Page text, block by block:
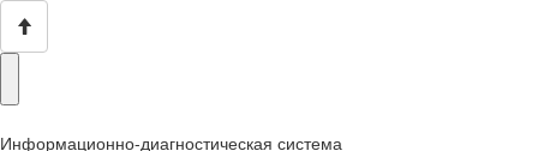
Информационно-диагностическая система